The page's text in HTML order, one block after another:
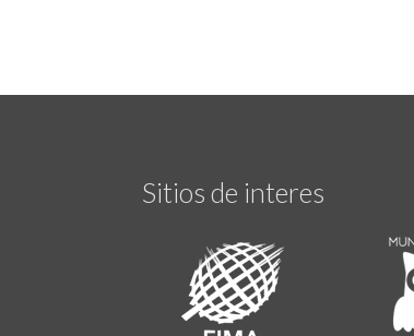
Sitios de interes